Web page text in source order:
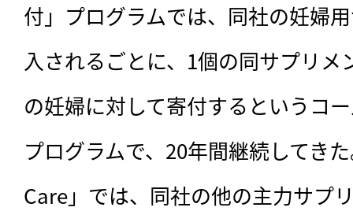
付」プログラムでは、同社の妊婦
入されるごとに、1個の同サプリ
の妊婦に対して寄付するというコ
プログラムで、20年間継続してき
Care」では、同社の他の主力サプ